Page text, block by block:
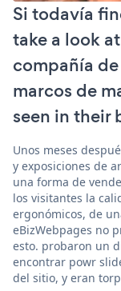
Si todavía
take a look
compañía
marcos de
seen in their
Unos meses
y exposiciones de
una forma de
los visitantes la
ergonómicos, de
eBizWebpages no
esto. probaron un
encontrar powr
del sitio, y eran